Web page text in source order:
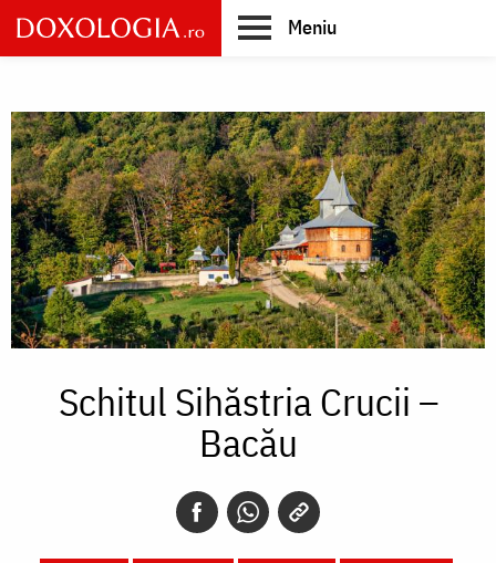
Skip
to
main
Meniu
Schitul Sihăstria Crucii –
Bacău